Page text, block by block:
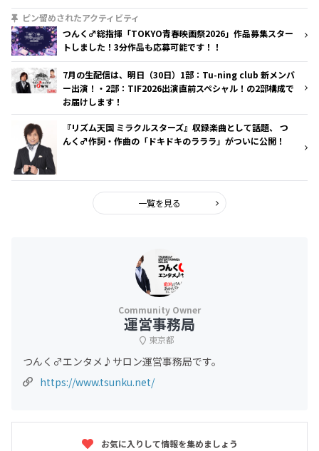
ピン留めされたアクティビティ
つんく♂総指揮「TOKYO青春映画祭2026」作品募集スター
トしました！3分作品も応募可能です！！
7月の生配信は、明日（30日）1部：Tu-ning club 新メンバ
ー出演！・2部：TIF2026出演直前スペシャル！の2部構成で
お届けします！
『リズム天国 ミラクルスターズ』収録楽曲として話題、 つ
んく♂作詞・作曲の「ドキドキのラララ」がついに公開！
一覧を見る
運営事務局
東京都
つんく♂エンタメ♪サロン運営事務局です。
https://www.tsunku.net/
お気に入りして情報を集めましょう